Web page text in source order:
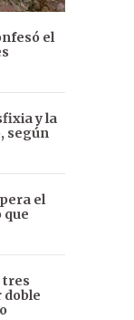
el
y la
según
el
que
tres
doble